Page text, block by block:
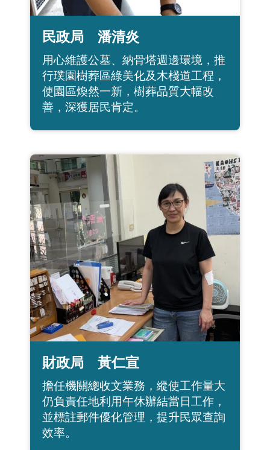
民政局 潘清炎
用心維護公墓、納骨塔週邊環境，推
行璞園樹葬區綠美化及木棧道工程，
使園區煥然一新，樹葬品質大幅改
善，深獲居民肯定。
財政局 黃仁宣
擔任機關總收文業務，縱使工作量大
仍負責任地利用午休辦結當日工作，
並標註郵件優化管理，提升民眾查詢
效率。